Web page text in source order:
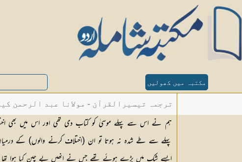
مکتبہ میں کھولیں
ترجمہ تیسیرالقرآن - مولانا عبد الرحمن
پہلے سے طے شدہ نہ ہوتا تو ان (اختلاف کرنے والوں) کے
ایسے شک میں پڑے ہوئے تھے جس نے انھیں بے چین کیا ہوا تھا